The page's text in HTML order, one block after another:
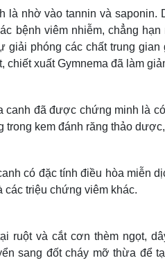
là nhờ vào tannin và saponin.
bệnh viêm nhiễm, chẳng
giải phóng các chất trung
chiết xuất Gymnema đã làm
đã được chứng minh là
kem đánh răng thảo
có đặc tính điều hòa miễn
các triệu chứng viêm khác.
ruột và cắt cơn thèm ngọt,
sang đốt cháy mỡ thừa để